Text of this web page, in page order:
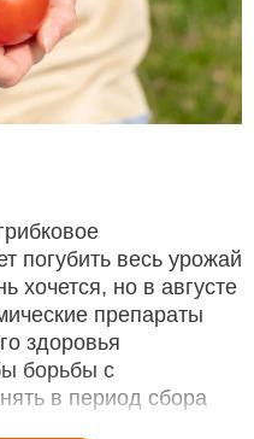
погубить весь урожай
хочется, но в августе
препараты
здоровья
борьбы с
в период сбора